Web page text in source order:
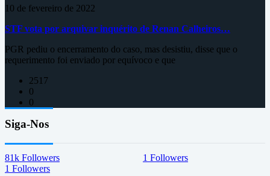
10 de fevereiro de 2022
STF vota por arquivar inquérito de Renan Calheiros…
PGR pediu o encerramento do caso, mas desistiu, disse que o
requerimento foi enviado por equívoco e que
2517
0
0
Siga-Nos
81k Followers 1 Followers
1 Followers